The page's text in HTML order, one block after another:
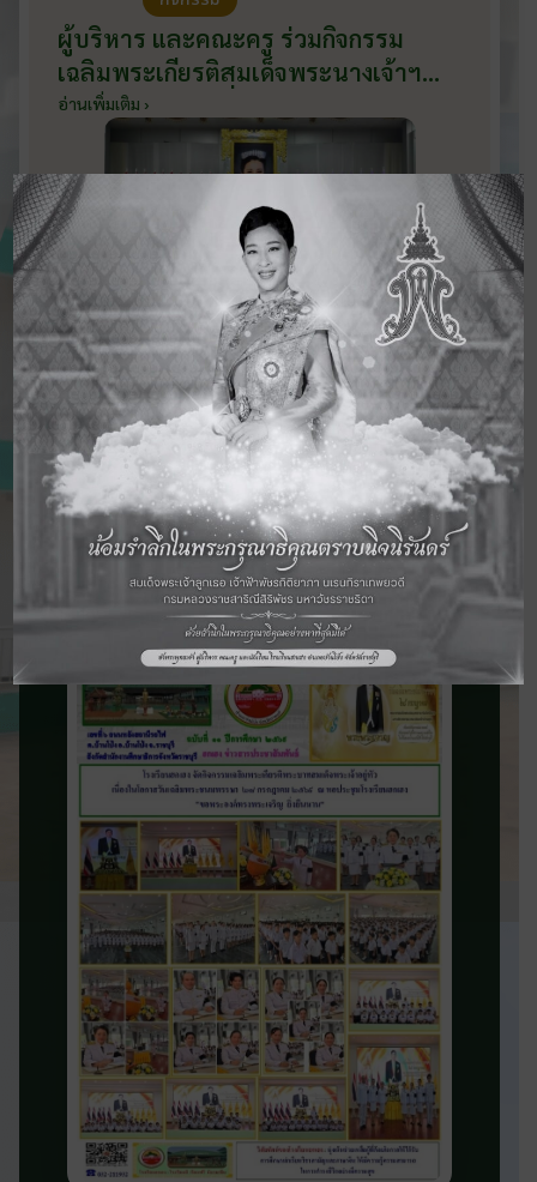
ผู้บริหาร และคณะครู ร่วมกิจกรรม
เฉลิมพระเกียรติสมเด็จพระนางเจ้าฯ
พระบรมราชินี เนื่องในโอกาสวันเฉลิม
พระชนมพรรษา กับหน่วยงานอำเภอ
เมืองบ้านโป่ง ณ ศาลาประชาคมริมน้ำ
วันที่ 3 มิถุนายน 2569
อ่านเพิ่มเติม ›
ดูข่าวสารทั้งหมด
จดหมายข่าว
ประชาสัมพันธ์
ติดตามข่าวสารและความเคลื่อนไหวของ
โรงเรียน